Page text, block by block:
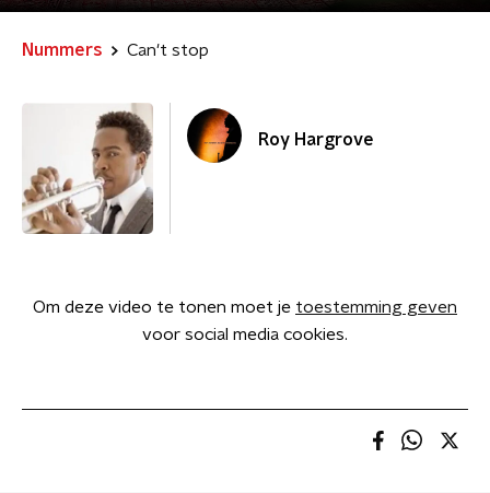
Nummers Can't stop
Roy Hargrove
Om deze video te tonen moet je toestemming geven
voor social media cookies.